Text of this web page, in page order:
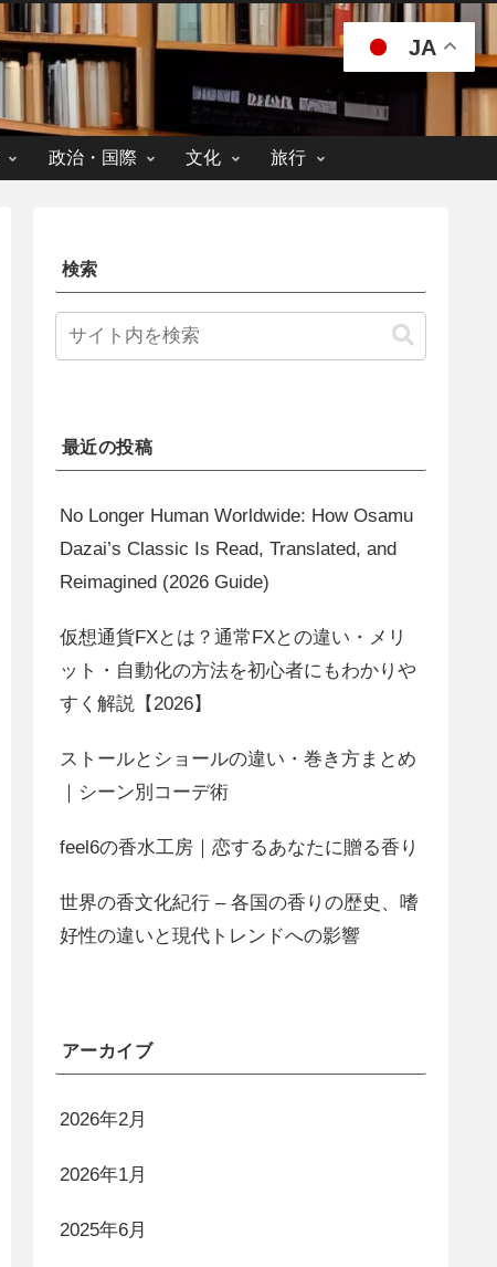
政治・国際 文化 旅行
検索
最近の投稿
No Longer Human Worldwide: How Osamu
Dazai’s Classic Is Read, Translated, and
Reimagined (2026 Guide)
仮想通貨FXとは？通常FXとの違い・メリ
ット・自動化の方法を初心者にもわかりや
すく解説【2026】
ストールとショールの違い・巻き方まとめ
｜シーン別コーデ術
feel6の香水工房｜恋するあなたに贈る香り
世界の香文化紀行 – 各国の香りの歴史、嗜
好性の違いと現代トレンドへの影響
アーカイブ
2026年2月
2026年1月
2025年6月
JA